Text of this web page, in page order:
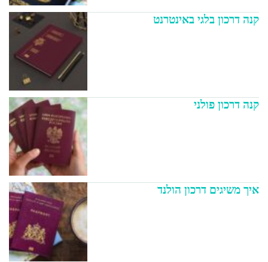
קנה דרכון בלגי באינטרנט
קנה דרכון פולני
איך משיגים דרכון הולנד